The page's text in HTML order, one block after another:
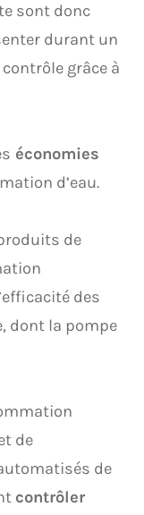
sont donc
durant un
grâce à
économies
d’eau.
de
des
dont la pompe
de
de
contrôler